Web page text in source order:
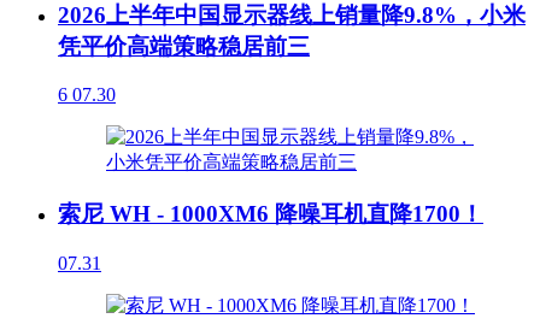
2026上半年中国显示器线上销量降9.8%，小米
凭平价高端策略稳居前三
6 07.30
索尼 WH - 1000XM6 降噪耳机直降1700！
07.31